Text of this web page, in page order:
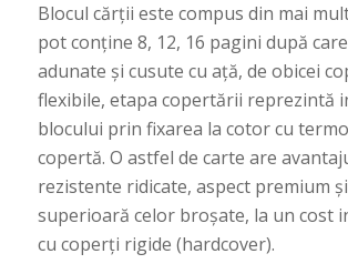
Blocul cărții este compus din mai
pot conține 8, 12, 16 pagini după
adunate și cusute cu ață, de obicei
flexibile, etapa copertării reprezintă
blocului prin fixarea la cotor cu
copertă. O astfel de carte are
rezistente ridicate, aspect premium
superioară celor broșate, la un cost
cu coperți rigide (hardcover).